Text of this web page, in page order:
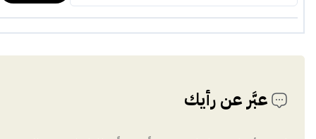
عبَّر عن رأيك